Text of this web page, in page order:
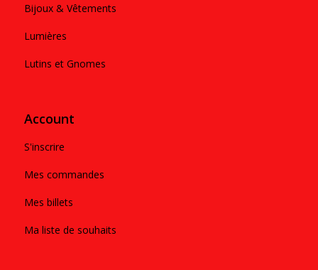
Bijoux & Vêtements
Lumières
Lutins et Gnomes
Account
S'inscrire
Mes commandes
Mes billets
Ma liste de souhaits